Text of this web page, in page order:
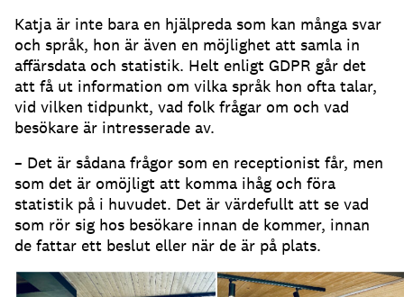
Katja är inte bara en hjälpreda som kan många svar
och språk, hon är även en möjlighet att samla in
affärsdata och statistik. Helt enligt GDPR går det
att få ut information om vilka språk hon ofta talar,
vid vilken tidpunkt, vad folk frågar om och vad
besökare är intresserade av.
– Det är sådana frågor som en receptionist får, men
som det är omöjligt att komma ihåg och föra
statistik på i huvudet. Det är värdefullt att se vad
som rör sig hos besökare innan de kommer, innan
de fattar ett beslut eller när de är på plats.